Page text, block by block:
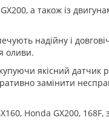
а також із
надійну і
оливи.
якісний датчик
замінити
, Honda GX200, 168F,